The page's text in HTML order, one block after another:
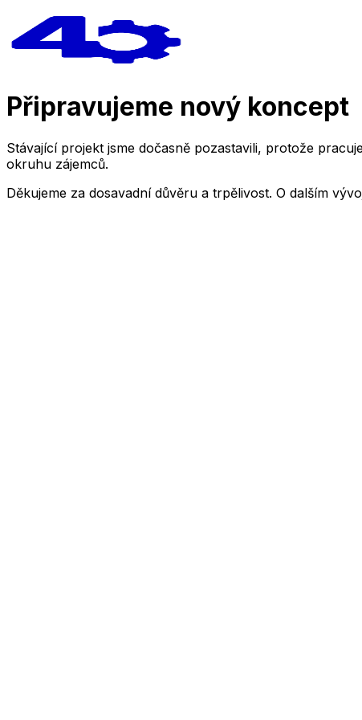
Připravujeme nový koncept
Stávající projekt jsme dočasně pozastavili, protože
okruhu zájemců.
Děkujeme za dosavadní důvěru a trpělivost. O dalším